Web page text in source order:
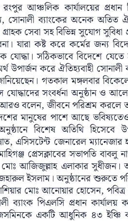
আঞ্চলিক কার্যালয়ের প্রধান
ব্যাংকের অনেক অতিত
গ্রাহক সেবা সহ বিভিন্ন সুযোগ
যারা কষ্ট করে কর্মের জন্য
যোদ্ধা। সঠিকভাবে বিদেশে
উপার্জন করে ঐতিহ্যবাহী সোনালী
গতকাল মঙ্গলবার
সংবর্ধনা অনুষ্ঠান ও
আরও বলেন, জীবনে পরিশ্রম করলে
মানুষের পাশে আছে
বিশেষ অতিথি হিসেবে
এসিসটেন্ট জেনারেল
প্রেসক্লাবের সভাপতি বাবলু
আজিজুল্লাহ এলাকার সুধীজন।
ইসলাম। অনুষ্ঠানের শুরুতে
মোঃ আনোয়ার হোসেন,
পিএলসি প্রধান কার্যালয়
একটি আধুনিক ৪৩ ইঞ্চি